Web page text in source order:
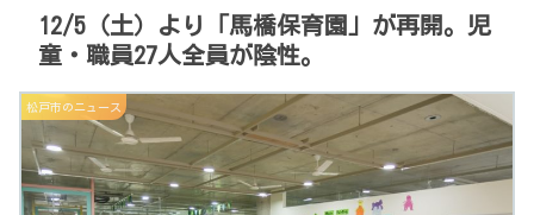
12/5（土）より「馬橋保育園」が再開。児
童・職員27人全員が陰性。
松戸市のニュース